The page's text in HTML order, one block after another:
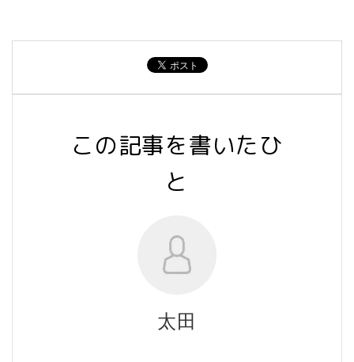
この記事を書いたひ
と
太田